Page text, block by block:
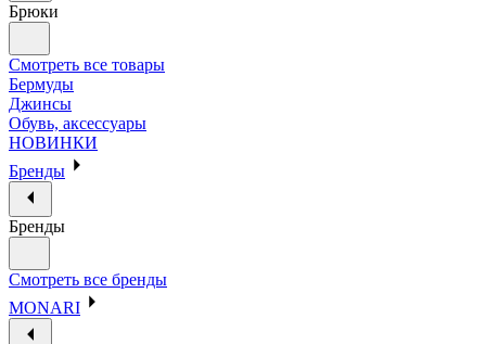
Брюки
Смотреть все товары
Бермуды
Джинсы
Обувь, аксессуары
НОВИНКИ
Бренды
Бренды
Смотреть все бренды
MONARI